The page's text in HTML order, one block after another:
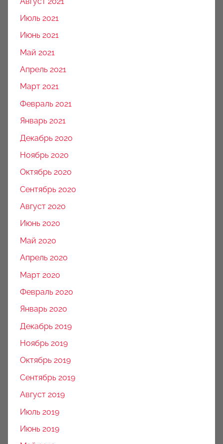
Июль 2021
Июнь 2021
Май 2021
Апрель 2021
Март 2021
Февраль 2021
Январь 2021
Декабрь 2020
Ноябрь 2020
Октябрь 2020
Сентябрь 2020
Август 2020
Июнь 2020
Май 2020
Апрель 2020
Март 2020
Февраль 2020
Январь 2020
Декабрь 2019
Ноябрь 2019
Октябрь 2019
Сентябрь 2019
Август 2019
Июль 2019
Июнь 2019